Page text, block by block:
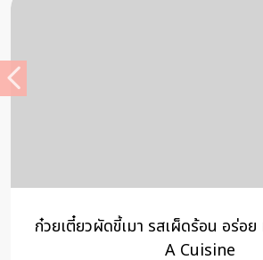
ก๋วยเตี๋ยวผัดขี้เมา รสเผ็ดร้อน อร่อย
A Cuisine